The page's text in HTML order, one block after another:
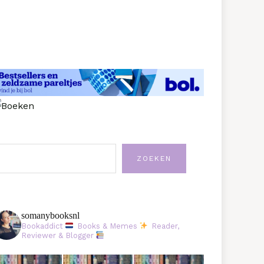
ZOEKEN
somanybooksnl
Bookaddict Books & Memes
Reader,
Reviewer & Blogger